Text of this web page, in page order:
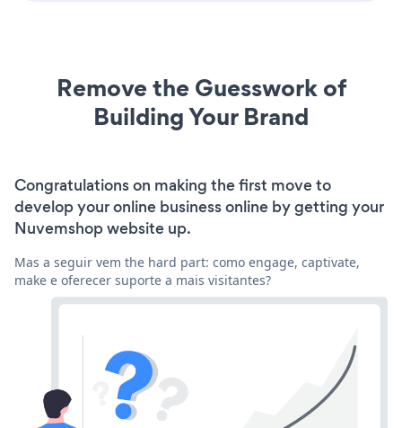
Remove the Guesswork of
Building Your Brand
Congratulations on making the first move to
develop your online business online by getting your
Nuvemshop website up.
Mas a seguir vem the hard part: como engage, captivate,
make e oferecer suporte a mais visitantes?